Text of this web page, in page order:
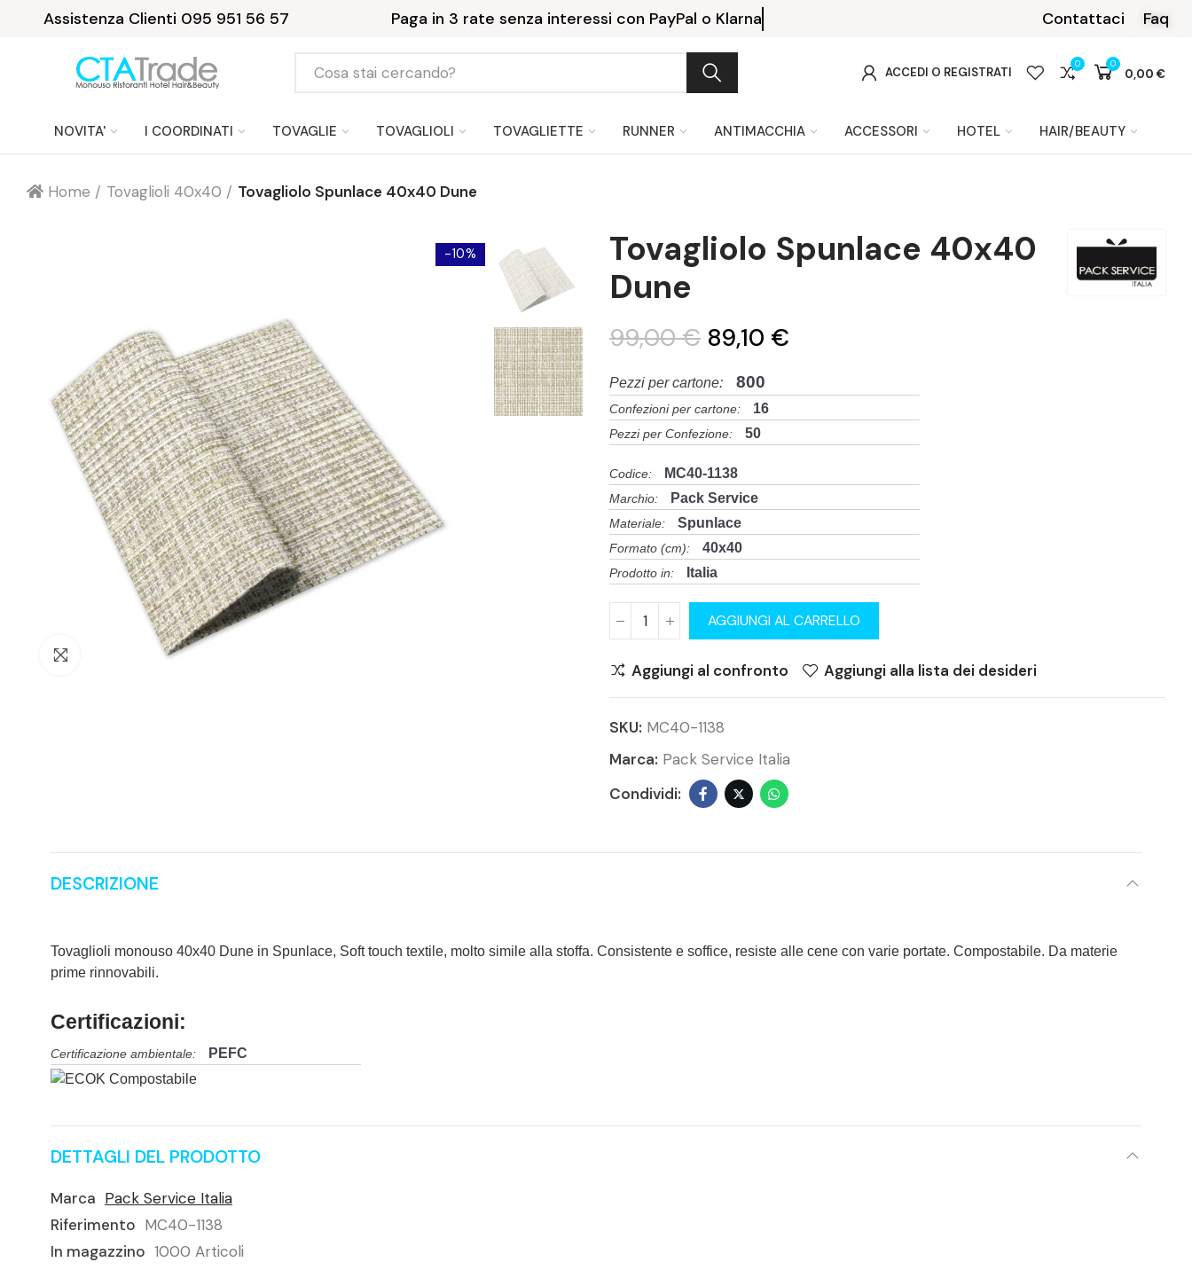
Assistenza Clienti 095 951 56 57 Paga in 3 rate senza interessi con PayPal o Klarna Contattaci Faq
ACCEDI O REGISTRATI
0 0
0,00 €
NOVITA' I COORDINATI TOVAGLIE TOVAGLIOLI TOVAGLIETTE RUNNER ANTIMACCHIA ACCESSORI HOTEL HAIR/BEAUTY
Home Tovaglioli 40x40 Tovagliolo Spunlace 40x40 Dune
-10%
Clicca per ingrandire
Tovagliolo Spunlace 40x40
Dune
99,00 € 89,10 €
Pezzi per cartone: 800
Confezioni per cartone: 16
Pezzi per Confezione: 50
Codice: MC40-1138
Marchio: Pack Service
Materiale: Spunlace
Formato (cm): 40x40
Prodotto in: Italia
AGGIUNGI AL CARRELLO
Aggiungi al confronto Aggiungi alla lista dei desideri
SKU: MC40-1138
Marca: Pack Service Italia
DESCRIZIONE
Tovaglioli monouso 40x40 Dune in Spunlace, Soft touch textile, molto simile alla stoffa. Consistente e soffice, resiste alle cene con varie portate. Compostabile. Da materie
prime rinnovabili.
Certificazioni:
Certificazione ambientale: PEFC
DETTAGLI DEL PRODOTTO
Marca Pack Service Italia
Riferimento MC40-1138
In magazzino 1000 Articoli